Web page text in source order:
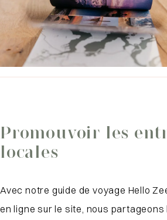
Promouvoir les
locales
Avec notre guide de voyage Hello
en ligne sur le site, nous partageons